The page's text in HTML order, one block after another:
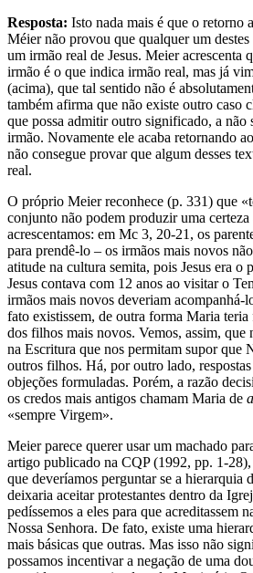
Resposta: Isto nada mais é que o retorno
Méier não provou que qualquer um
um irmão real de Jesus. Meier acrescenta
irmão é o que indica irmão real, mas já
(acima), que tal sentido não é
também afirma que não existe outro caso
que possa admitir outro significado, a não
irmão. Novamente ele acaba retornando
não consegue provar que algum desses
real.
O próprio Meier reconhece (p. 331) que
conjunto não podem produzir uma
acrescentamos: em Mc 3, 20-21, os
para prendê-lo – os irmãos mais novos
atitude na cultura semita, pois Jesus era o
Jesus contava com 12 anos ao visitar o
irmãos mais novos deveriam acompanhá-
fato existissem, de outra forma Maria
dos filhos mais novos. Vemos, assim, que
na Escritura que nos permitam supor que
outros filhos. Há, por outro lado,
objeções formuladas. Porém, a razão
os credos mais antigos chamam Maria de
«sempre Virgem».
Meier parece querer usar um machado
artigo publicado na CQP (1992, pp. 1-
que deveríamos perguntar se a hierarquia
deixaria aceitar protestantes dentro da
pedíssemos a eles para que acreditassem
Nossa Senhora. De fato, existe uma
mais básicas que outras. Mas isso não
possamos incentivar a negação de uma